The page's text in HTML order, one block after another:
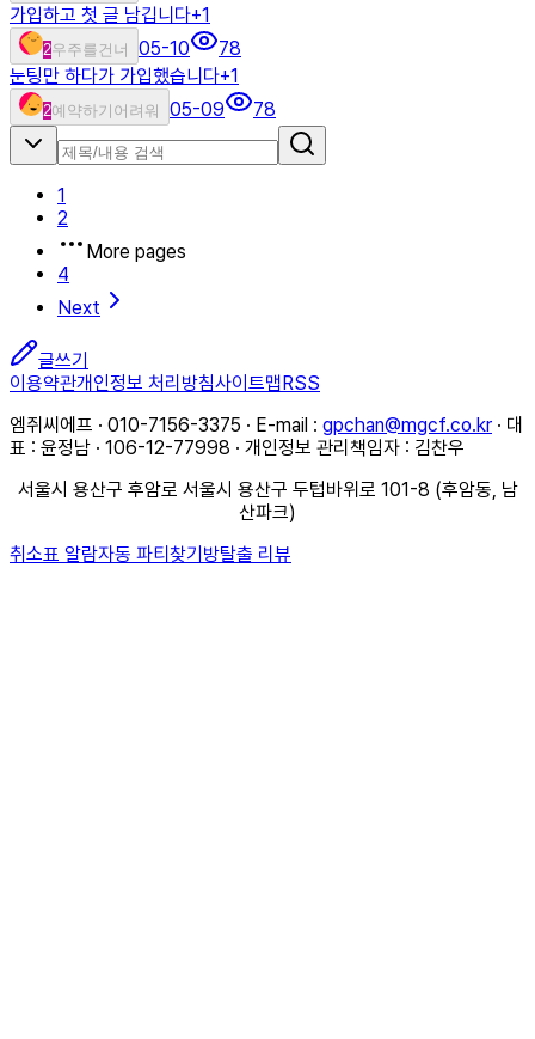
가입하고 첫 글 남깁니다+1
2우주를건너 05-10
78
눈팅만 하다가 가입했습니다+1
2예약하기어려워 05-09 78
1
2
More pages
4
Next
글쓰기
이용약관개인정보 처리방침사이트맵 RSS
엠쥐씨에프 · 010-7156-3375 · E-mail : gpchan@mgcf.co.kr · 대
표 : 윤정남 · 106-12-77998 · 개인정보 관리책임자 : 김찬우
서울시 용산구 후암로 서울시 용산구 두텁바위로 101-8 (후암동, 남
산파크)
취소표 알람자동 파티찾기 방탈출 리뷰